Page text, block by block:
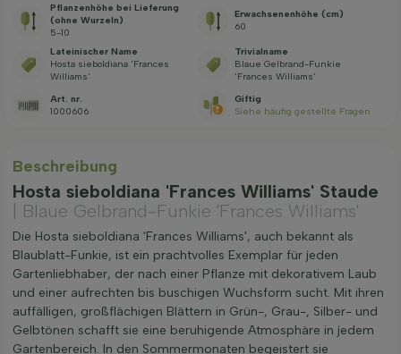
Pflanzenhöhe bei Lieferung
(ohne Wurzeln)
5-10
Erwachsenenhöhe (cm)
60
Lateinischer Name
Hosta sieboldiana 'Frances
Williams'
Trivialname
Blaue Gelbrand-Funkie
'Frances Williams'
Art. nr.
1000606
Giftig
Siehe häufig gestellte Fragen
Beschreibung
Hosta sieboldiana 'Frances Williams' Staude
| Blaue Gelbrand-Funkie 'Frances Williams'
Die Hosta sieboldiana 'Frances Williams', auch bekannt als
Blaublatt-Funkie, ist ein prachtvolles Exemplar für jeden
Gartenliebhaber, der nach einer Pflanze mit dekorativem Laub
und einer aufrechten bis buschigen Wuchsform sucht. Mit ihren
auffälligen, großflächigen Blättern in Grün-, Grau-, Silber- und
Gelbtönen schafft sie eine beruhigende Atmosphäre in jedem
Gartenbereich. In den Sommermonaten begeistert sie